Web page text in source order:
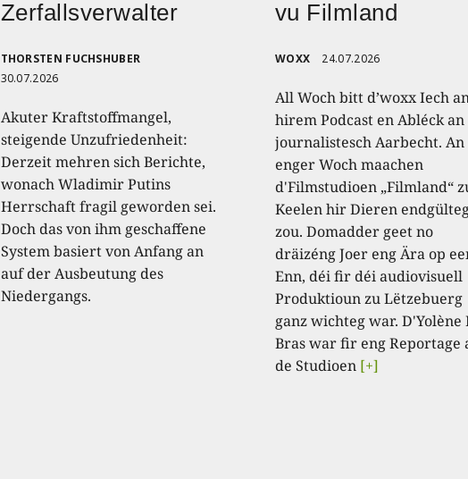
Zerfallsverwalter
THORSTEN FUCHSHUBER
30.07.2026
Akuter Kraftstoffmangel,
steigende Unzufriedenheit:
Derzeit mehren sich Berichte,
wonach Wladimir Putins
Herrschaft fragil geworden sei.
Doch das von ihm geschaffene
System basiert von Anfang an
auf der Ausbeutung des
Niedergangs.
vu Filmland
WOXX 24.07.2026
All Woch bitt d’woxx Iech
hirem Podcast en Abléck
journalistesch Aarbecht. An
enger Woch maachen
d'Filmstudioen „Filmland“
Keelen hir Dieren
zou. Domadder geet no
dräizéng Joer eng Ära op
Enn, déi fir déi audiovisuell
Produktioun zu Lëtzebuerg
ganz wichteg war. D'Yolène
Bras war fir eng Reportage
de Studioen [+]